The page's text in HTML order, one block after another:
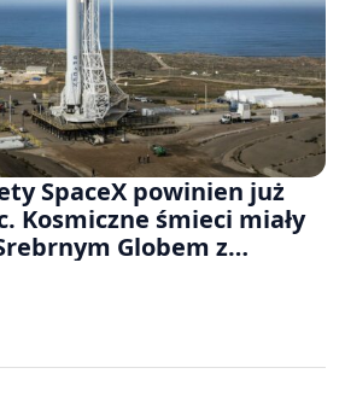
SpaceX powinien już
Kosmiczne śmieci miały
Globem z
km/h